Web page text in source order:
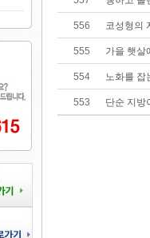
556 코성형의
555 가을 햇살
554 노화를 잡
553 단순 지방